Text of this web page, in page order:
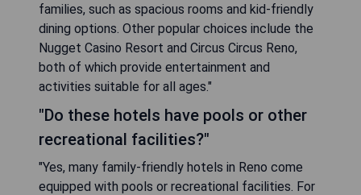
families, such as spacious rooms and kid-friendly
dining options. Other popular choices include the
Nugget Casino Resort and Circus Circus Reno,
both of which provide entertainment and
activities suitable for all ages."
"Do these hotels have pools or other
recreational facilities?"
"Yes, many family-friendly hotels in Reno come
equipped with pools or recreational facilities. For